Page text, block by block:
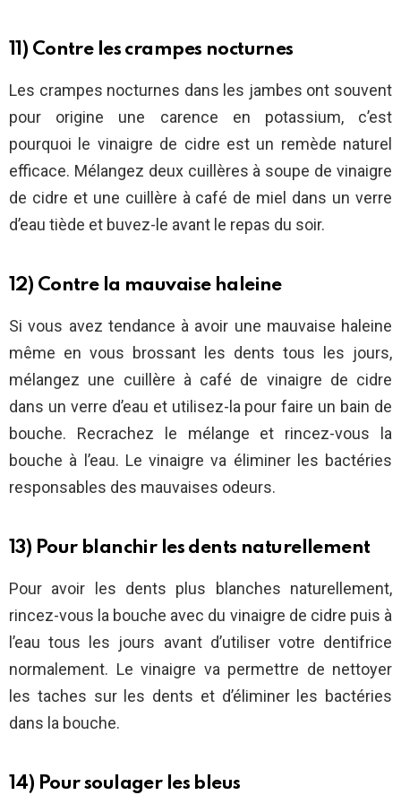
11) Contre les crampes nocturnes
Les crampes nocturnes dans les jambes ont souvent
pour origine une carence en potassium, c’est
pourquoi le vinaigre de cidre est un remède naturel
efficace. Mélangez deux cuillères à soupe de vinaigre
de cidre et une cuillère à café de miel dans un verre
d’eau tiède et buvez-le avant le repas du soir.
12) Contre la mauvaise haleine
Si vous avez tendance à avoir une mauvaise haleine
même en vous brossant les dents tous les jours,
mélangez une cuillère à café de vinaigre de cidre
dans un verre d’eau et utilisez-la pour faire un bain de
bouche. Recrachez le mélange et rincez-vous la
bouche à l’eau. Le vinaigre va éliminer les bactéries
responsables des mauvaises odeurs.
13) Pour blanchir les dents naturellement
Pour avoir les dents plus blanches naturellement,
rincez-vous la bouche avec du vinaigre de cidre puis à
l’eau tous les jours avant d’utiliser votre dentifrice
normalement. Le vinaigre va permettre de nettoyer
les taches sur les dents et d’éliminer les bactéries
dans la bouche.
14) Pour soulager les bleus